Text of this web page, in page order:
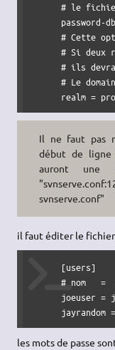
# le
password-
# Cette
# Si deux
# ils
# Le
realm =
Il ne faut pas
début de ligne
auront une
svnserve.conf"
il faut éditer le fichier
      [users]
# nom   =
joeuser =
jayrandom
les mots de passe